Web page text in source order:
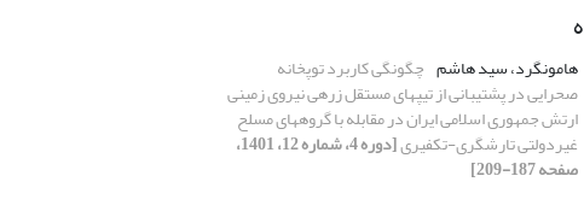
ه
هامونگرد، سید هاشم چگونگی کاربرد توپخانه
صحرایی در پشتیبانی از تیپهای مستقل زرهی نیروی زمینی
ارتش جمهوری اسلامی ایران در مقابله با گروههای مسلح
غیردولتی تارشگری-تکفیری [دوره 4، شماره 12، 1401،
صفحه 187-209]